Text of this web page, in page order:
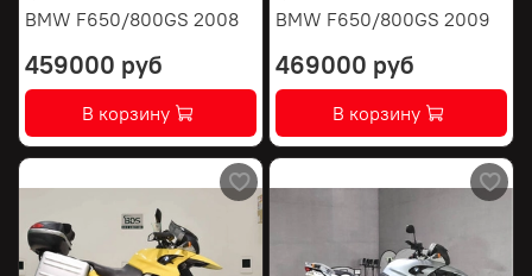
BMW F650/800GS 2008
459000 руб
В корзину
BMW F650/800GS 2009
469000 руб
В корзину